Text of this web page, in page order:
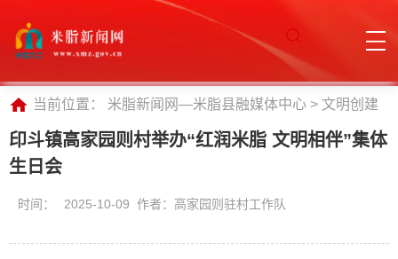
当前位置： 米脂新闻网—米脂县融媒体中心 > 文明创建
印斗镇高家园则村举办“红润米脂 文明相伴”集体
生日会
时间： 2025-10-09 作者：高家园则驻村工作队